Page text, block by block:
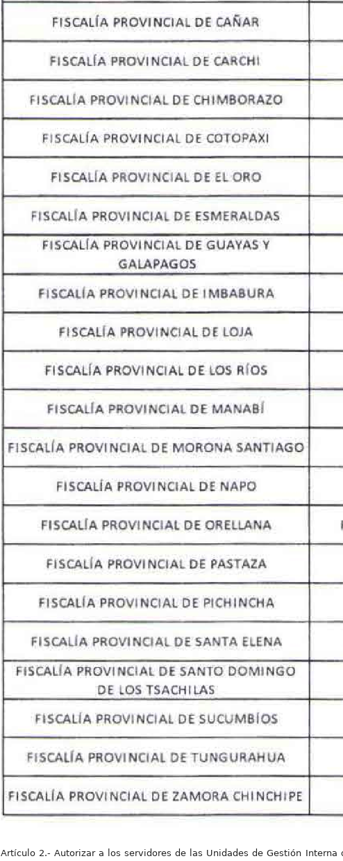
Artículo 2.- Autorizar a los servidores de las Unidades de Gestión